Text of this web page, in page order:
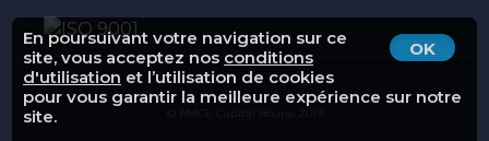
OK
En poursuivant votre navigation sur ce
site, vous acceptez nos conditions
d'utilisation et l’utilisation de cookies
pour vous garantir la meilleure expérience sur notre
site.